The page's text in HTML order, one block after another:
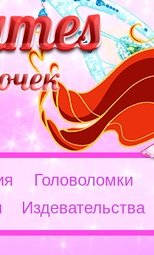
Головоломки
Издевательства